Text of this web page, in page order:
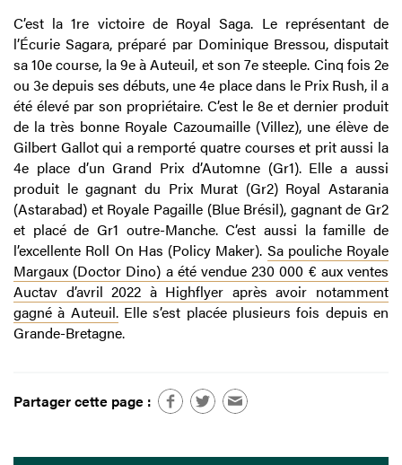
C’est la 1re victoire de Royal Saga. Le représentant de
l’Écurie Sagara, préparé par Dominique Bressou, disputait
sa 10e course, la 9e à Auteuil, et son 7e steeple. Cinq fois 2e
ou 3e depuis ses débuts, une 4e place dans le Prix Rush, il a
été élevé par son propriétaire. C’est le 8e et dernier produit
de la très bonne Royale Cazoumaille (Villez), une élève de
Gilbert Gallot qui a remporté quatre courses et prit aussi la
4e place d’un Grand Prix d’Automne (Gr1). Elle a aussi
produit le gagnant du Prix Murat (Gr2) Royal Astarania
(Astarabad) et Royale Pagaille (Blue Brésil), gagnant de Gr2
et placé de Gr1 outre-Manche. C’est aussi la famille de
l’excellente Roll On Has (Policy Maker). Sa pouliche Royale
Margaux (Doctor Dino) a été vendue 230 000 € aux ventes
Auctav d’avril 2022 à Highflyer après avoir notamment
gagné à Auteuil.Elle s’est placée plusieurs fois depuis en
Grande-Bretagne.
Partager cette page :